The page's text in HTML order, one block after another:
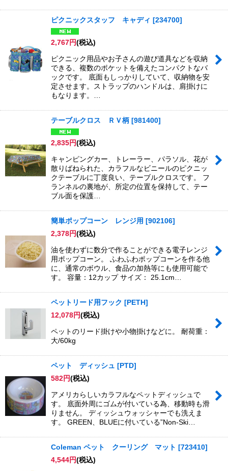
ピクニックスタッフ キャディ [234700]
2,767円(税込)
ピクニック用品やお子さんの遊び道具などを収納
できる、複数のポケットを備えたコンパクトなバ
ックです。 底面もしっかりしていて、収納物を安
定させます。ストラップのハンドルは、肩掛けに
もなります。…
テーブルクロス ＲＶ柄 [981400]
2,835円(税込)
キャンピングカー、トレーラー、パラソル、花が
散りばねられた、カラフルなビニールのピクニッ
クテーブルに丁度良い、テーブルクロスです。 フ
ランネルの裏地が、所定の位置を保持して、テー
ブル面を保護…
簡単ポップコーン レンジ用 [902106]
2,378円(税込)
油を使わずに数分で作ることができる電子レンジ
用ポップコーン。 ふわふわポップコーンを作る他
に、通常のボウル、食品の加熱等にも使用可能で
す。 容量：12カップ サイズ： 25.1cm…
ペットリード用フック [PETH]
12,078円(税込)
ペットのリード掛けや小物掛けなどに。 耐荷重：
大/60kg
ペット ディッシュ [PTD]
582円(税込)
アメリカらしいカラフルなペットディッシュで
す。 底面外周にゴムが付いている為、移動時も滑
りません。 ディッシュウォッシャーでも洗えま
す。 GREEN、BLUEに付いている”Non-Ski…
Coleman ペット クーリング マット [723410]
4,544円(税込)